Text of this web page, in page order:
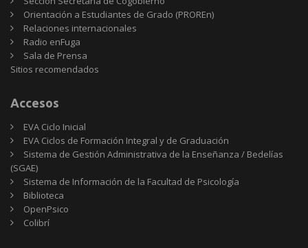
Orientación a Estudiantes de Grado (PROREn)
Relaciones internacionales
Radio enFuga
Sala de Prensa
Sitios
Sitios recomendados
Accesos
EVA Ciclo Inicial
EVA Ciclos de Formación Integral y de Graduación
Sistema de Gestión Administrativa de la Enseñanza / Bedelías
(SGAE)
Sistema de Información de la Facultad de Psicología
Biblioteca
OpenPsico
Colibrí